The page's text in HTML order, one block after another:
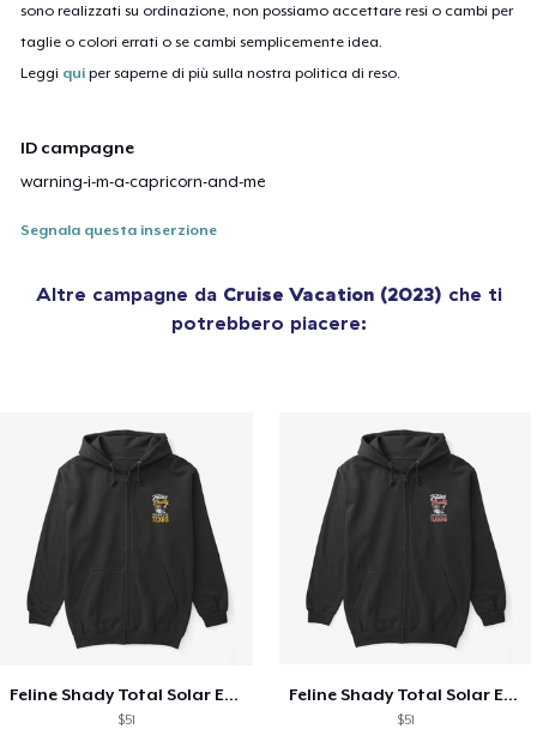
sono realizzati su ordinazione, non possiamo accettare resi o cambi per
taglie o colori errati o se cambi semplicemente idea.
Leggi qui per saperne di più sulla nostra politica di reso.
ID campagne
warning-i-m-a-capricorn-and-me
Segnala questa inserzione
Altre campagne da Cruise Vacation (2023) che ti
potrebbero piacere:
Feline Shady Total Solar Eclipse Texas
$51
Feline Shady Total Solar Eclipse Tijuana
$51